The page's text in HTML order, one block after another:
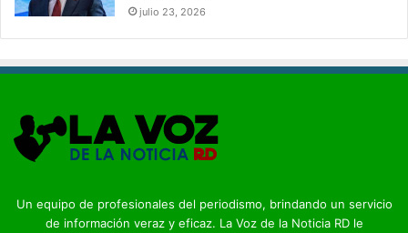
julio 23, 2026
Un equipo de profesionales del periodismo, brindando un servicio
de información veraz y eficaz. La Voz de la Noticia RD le